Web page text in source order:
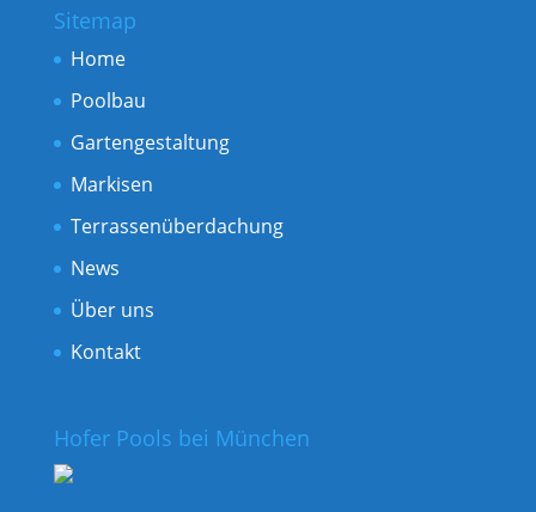
Sitemap
Home
Poolbau
Gartengestaltung
Markisen
Terrassenüberdachung
News
Über uns
Kontakt
Hofer Pools bei München